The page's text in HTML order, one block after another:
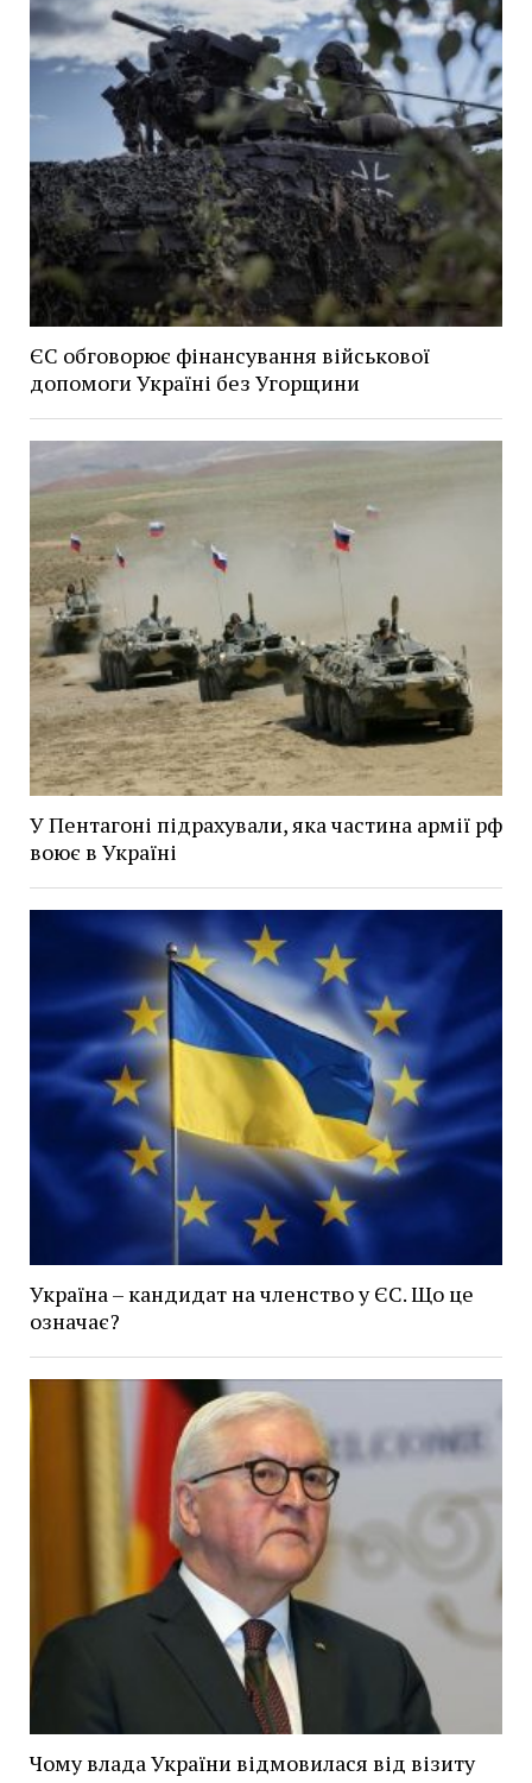
ЄС обговорює фінансування військової
допомоги Україні без Угорщини
У Пентагоні підрахували, яка частина армії рф
воює в Україні
Україна – кандидат на членство у ЄС. Що це
означає?
Чому влада України відмовилася від візиту